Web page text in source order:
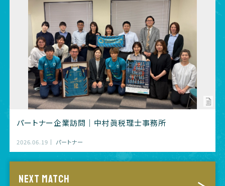
パートナー企業訪問｜中村眞税理士事務所
2026.06.19 パートナー
NEXT MATCH